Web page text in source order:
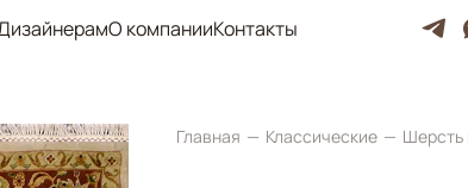
О компанииКонтакты
Главная Классические Шерсть